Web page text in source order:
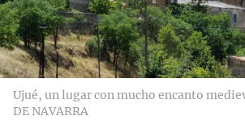
Ujué, un lugar con mucho encanto
DE NAVARRA